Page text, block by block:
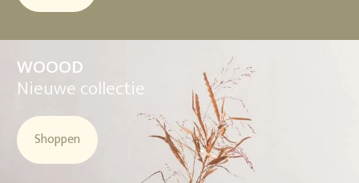
WOOOD
Nieuwe collectie
Shoppen